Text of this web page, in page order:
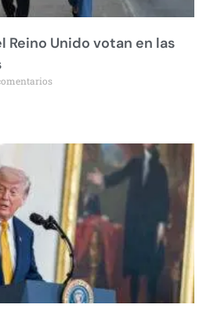
Reino Unido votan en las